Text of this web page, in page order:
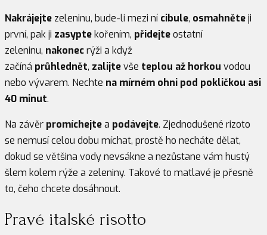
Nakrájejte zeleninu, bude-li mezi nícibule, osmahněteji
první, pak ji zasypte kořením, přidejteostatní
zeleninu, nakonecrýži a když
začíná průhlednět, zalijtevše teplou až horkou vodou
nebo vývarem. Nechte na mírném ohni pod pokličkou asi
40 minut.
Na závěr promíchejtea podávejte. Zjednodušené rizoto
se nemusí celou dobu míchat, prostě ho necháte dělat,
dokud se většina vody nevsákne a nezůstane vám hustý
šlem kolem rýže a zeleniny. Takové to matlavé je přesně
to, čeho chcete dosáhnout.
Pravé italské risotto